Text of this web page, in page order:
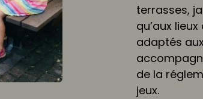
terrasses,
qu’aux
adaptés
de la
jeux.